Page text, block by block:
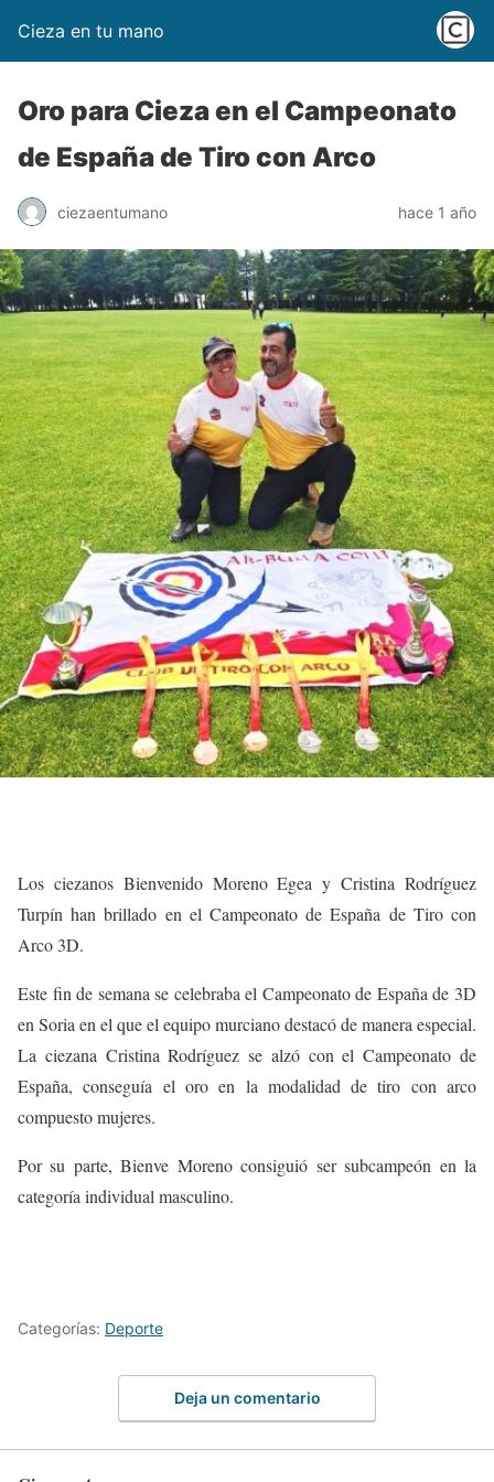
Cieza en tu mano
Oro para Cieza en el Campeonato
de España de Tiro con Arco
ciezaentumano hace 1 año
Los ciezanos Bienvenido Moreno Egea y Cristina Rodríguez
Turpín han brillado en el Campeonato de España de Tiro con
Arco 3D.
Este fin de semana se celebraba el Campeonato de España de 3D
en Soria en el que el equipo murciano destacó de manera especial.
La ciezana Cristina Rodríguez se alzó con el Campeonato de
España, conseguía el oro en la modalidad de tiro con arco
compuesto mujeres.
Por su parte, Bienve Moreno consiguió ser subcampeón en la
categoría individual masculino.
Categorías: Deporte
Deja un comentario